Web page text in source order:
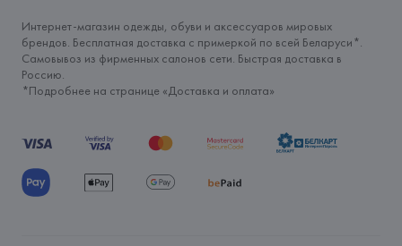
Интернет-магазин одежды, обуви и аксессуаров мировых
брендов. Бесплатная доставка с примеркой по всей Беларуси*.
Самовывоз из фирменных салонов сети. Быстрая доставка в
Россию.
*Подробнее на странице «Доставка и оплата»